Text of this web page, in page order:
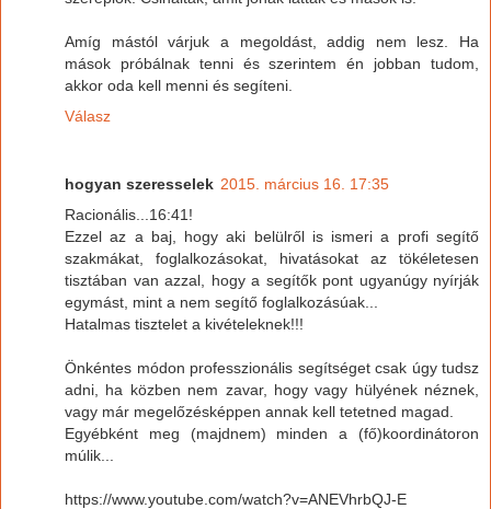
Amíg mástól várjuk a megoldást, addig nem lesz. Ha
mások próbálnak tenni és szerintem én jobban tudom,
akkor oda kell menni és segíteni.
Válasz
hogyan szeresselek 2015. március 16. 17:35
Racionális...16:41!
Ezzel az a baj, hogy aki belülről is ismeri a profi segítő
szakmákat, foglalkozásokat, hivatásokat az tökéletesen
tisztában van azzal, hogy a segítők pont ugyanúgy nyírják
egymást, mint a nem segítő foglalkozásúak...
Hatalmas tisztelet a kivételeknek!!!
Önkéntes módon professzionális segítséget csak úgy tudsz
adni, ha közben nem zavar, hogy vagy hülyének néznek,
vagy már megelőzésképpen annak kell tetetned magad.
Egyébként meg (majdnem) minden a (fő)koordinátoron
múlik...
https://www.youtube.com/watch?v=ANEVhrbQJ-E